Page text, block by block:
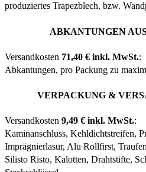
produziertes Trapezblech, bzw.
ABKANTUNGEN
Versandkosten 71,40 € inkl. MwSt.:
Abkantungen, pro Packung zu
VERPACKUNG &
Versandkosten 9,49 € inkl. MwSt.:
Kaminanschluss, Kehldichtstreifen,
Imprägnierlasur, Alu Rollfirst,
Silisto Risto, Kalotten, Drahtstifte,